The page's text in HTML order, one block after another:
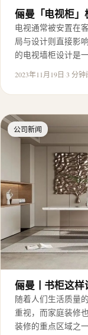
俪曼「电视柜
电视通常被安置在
局与设计则直接影
的电视墙柜设计是
2023年11月19日·3 分钟
公司新闻
俪曼丨书柜这
随着人们生活质量
重视，而家庭装修
装修的重点区域之